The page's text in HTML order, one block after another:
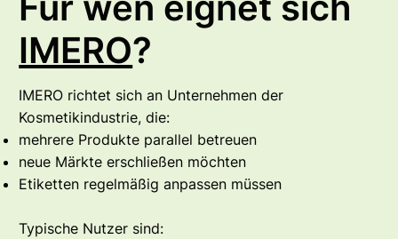
IMERO?
IMERO richtet sich an Unternehmen der
Kosmetikindustrie, die:
mehrere Produkte parallel betreuen
neue Märkte erschließen möchten
Etiketten regelmäßig anpassen müssen
Typische Nutzer sind: